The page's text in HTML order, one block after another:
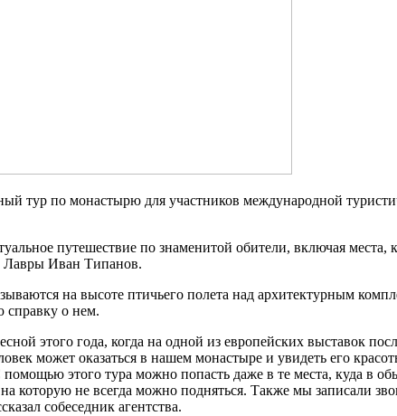
тур по монастырю для участников международной
путешествие по знаменитой обители, включая
Лавры Иван Типанов.
на высоте птичьего полета над архитектурным
справку о нем.
этого года, когда на одной из европейских выставок
может оказаться в нашем монастыре и увидеть его
этого тура можно попасть даже в те места, куда в
которую не всегда можно подняться. Также мы записали
собеседник агентства.